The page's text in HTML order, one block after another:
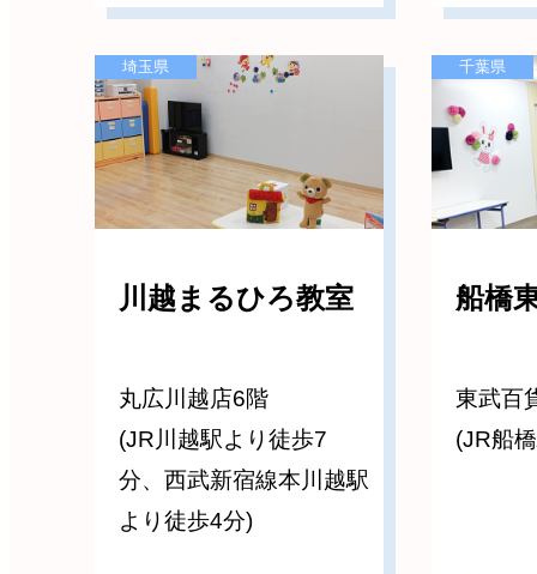
川越まるひろ教室
丸広川越店6階
(JR川越駅より徒歩7
分、西武新宿線本川越駅
より徒歩4分)
埼玉県
船橋
東武百
(JR船
千葉県